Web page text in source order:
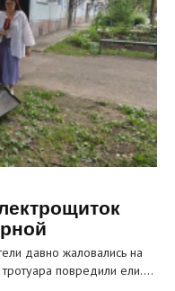
давно жаловались на
повредили ели.…